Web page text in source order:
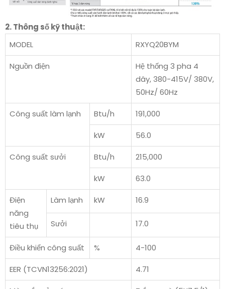
2. Thông số kỹ thuật:
MODEL
RXYQ20BYM
Nguồn điện
Hệ thống 3 pha 4
dây, 380-415V/ 380V,
50Hz/ 60Hz
Công suất làm lạnh Btu/h 191,000
kW 56.0
Công suất sưởi Btu/h 215,000
kW 63.0
Điện
năng
tiêu thụ
Làm lạnh kW 16.9
Sưởi 17.0
Điều khiển công suất % 4-100
EER (TCVN13256:2021) 4.71